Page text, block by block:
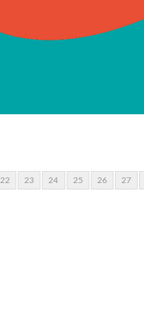
22 23 24 25 26 27